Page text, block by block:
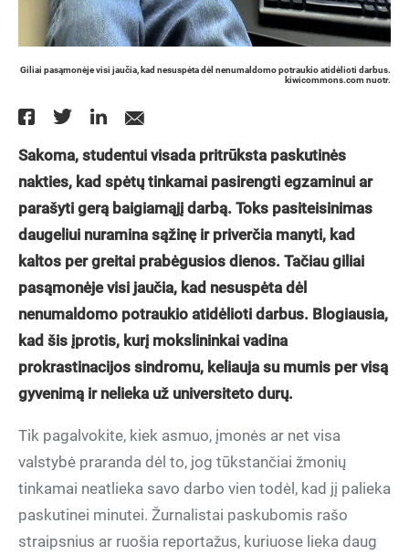
Giliai pasąmonėje visi jaučia, kad nesuspėta dėl nenumaldomo potraukio atidėlioti darbus.
kiwicommons.com nuotr.
Sakoma, studentui visada pritrūksta paskutinės
nakties, kad spėtų tinkamai pasirengti egzaminui ar
parašyti gerą baigiamąjį darbą. Toks pasiteisinimas
daugeliui nuramina sąžinę ir priverčia manyti, kad
kaltos per greitai prabėgusios dienos. Tačiau giliai
pasąmonėje visi jaučia, kad nesuspėta dėl
nenumaldomo potraukio atidėlioti darbus. Blogiausia,
kad šis įprotis, kurį mokslininkai vadina
prokrastinacijos sindromu, keliauja su mumis per visą
gyvenimą ir nelieka už universiteto durų.
Tik pagalvokite, kiek asmuo, įmonės ar net visa
valstybė praranda dėl to, jog tūkstančiai žmonių
tinkamai neatlieka savo darbo vien todėl, kad jį palieka
paskutinei minutei. Žurnalistai paskubomis rašo
straipsnius ar ruošia reportažus, kuriuose lieka daug